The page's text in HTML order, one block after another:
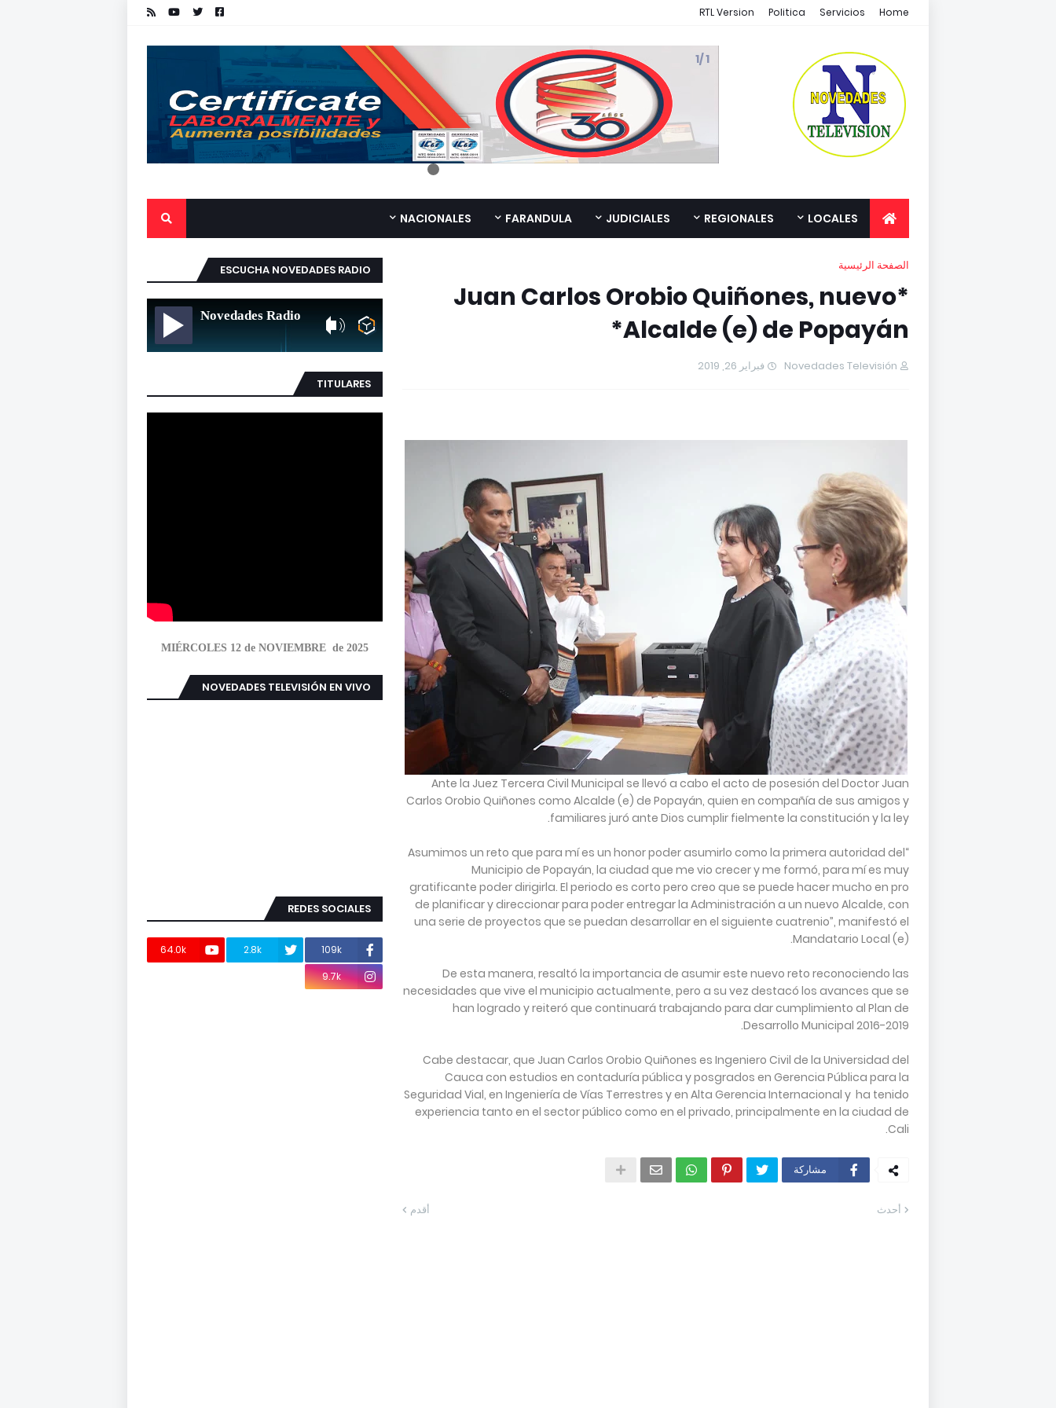
Home
Servicios
Politica
RTL Version
1 /1
LOCALES
REGIONALES
JUDICIALES
FARANDULA
NACIONALES
الصفحة الرئيسية
*Juan Carlos Orobio Quiñones, nuevo
Alcalde (e) de Popayán*
Novedades Televisión فبراير 26, 2019
Ante la Juez Tercera Civil Municipal se llevó a cabo el acto de posesión del Doctor Juan
Carlos Orobio Quiñones como Alcalde (e) de Popayán, quien en compañía de sus amigos y
familiares juró ante Dios cumplir fielmente la constitución y la ley.
“Asumimos un reto que para mí es un honor poder asumirlo como la primera autoridad del
Municipio de Popayán, la ciudad que me vio crecer y me formó, para mí es muy
gratificante poder dirigirla. El periodo es corto pero creo que se puede hacer mucho en pro
de planificar y direccionar para poder entregar la Administración a un nuevo Alcalde, con
una serie de proyectos que se puedan desarrollar en el siguiente cuatrenio”, manifestó el
Mandatario Local (e).
De esta manera, resaltó la importancia de asumir este nuevo reto reconociendo las
necesidades que vive el municipio actualmente, pero a su vez destacó los avances que se
han logrado y reiteró que continuará trabajando para dar cumplimiento al Plan de
Desarrollo Municipal 2016-2019.
Cabe destacar, que Juan Carlos Orobio Quiñones es Ingeniero Civil de la Universidad del
Cauca con estudios en contaduría pública y posgrados en Gerencia Pública para la
Seguridad Vial, en Ingeniería de Vías Terrestres y en Alta Gerencia Internacional y ha tenido
experiencia tanto en el sector público como en el privado, principalmente en la ciudad de
Cali.
مشاركة
أحدث أقدم
ESCUCHA NOVEDADES RADIO
Novedades Radio
TITULARES
MIÉRCOLES 12 de NOVIEMBRE de 2025
NOVEDADES TELEVISIÓN EN VIVO
REDES SOCIALES
109k
2.8k
64.0k
9.7k